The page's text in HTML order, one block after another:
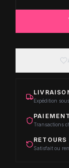
Expédition
Transactions
Satisfait ou